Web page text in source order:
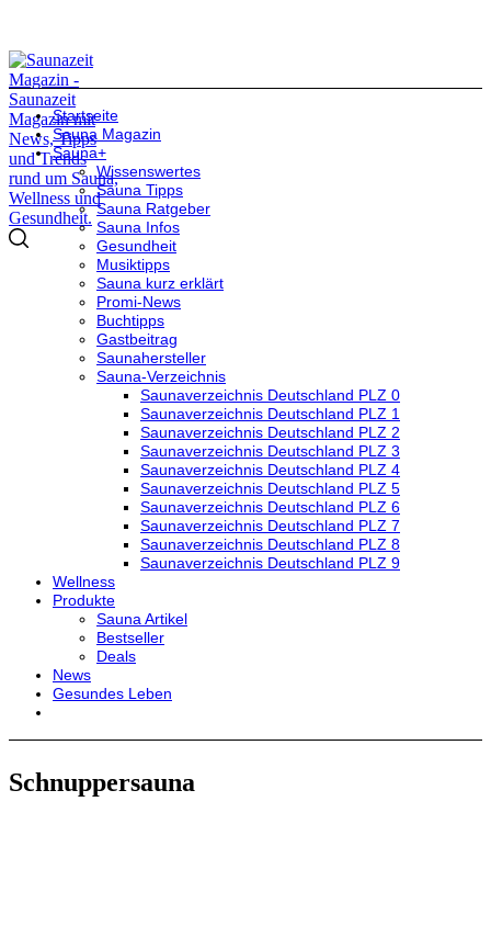
Startseite
Sauna Magazin
Sauna+
Wissenswertes
Sauna Tipps
Sauna Ratgeber
Sauna Infos
Gesundheit
Musiktipps
Sauna kurz erklärt
Promi-News
Buchtipps
Gastbeitrag
Saunahersteller
Sauna-Verzeichnis
Saunaverzeichnis Deutschland PLZ 0
Saunaverzeichnis Deutschland PLZ 1
Saunaverzeichnis Deutschland PLZ 2
Saunaverzeichnis Deutschland PLZ 3
Saunaverzeichnis Deutschland PLZ 4
Saunaverzeichnis Deutschland PLZ 5
Saunaverzeichnis Deutschland PLZ 6
Saunaverzeichnis Deutschland PLZ 7
Saunaverzeichnis Deutschland PLZ 8
Saunaverzeichnis Deutschland PLZ 9
Wellness
Produkte
Sauna Artikel
Bestseller
Deals
News
Gesundes Leben
Schnuppersauna